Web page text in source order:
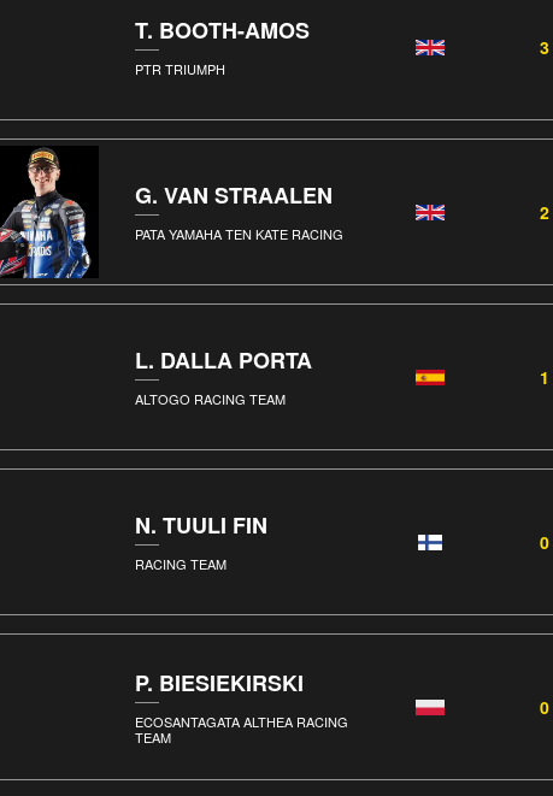
T. BOOTH-AMOS
PTR TRIUMPH
3
G. VAN STRAALEN
PATA YAMAHA TEN KATE RACING
2
L. DALLA PORTA
ALTOGO RACING TEAM
1
N. TUULI FIN
RACING TEAM
0
P. BIESIEKIRSKI
ECOSANTAGATA ALTHEA RACING
TEAM
0